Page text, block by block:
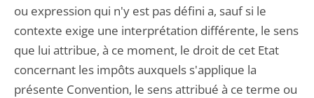
ou expression qui n'y est pas défini a, sauf si le
contexte exige une interprétation différente, le sens
que lui attribue, à ce moment, le droit de cet Etat
concernant les impôts auxquels s'applique la
présente Convention, le sens attribué à ce terme ou